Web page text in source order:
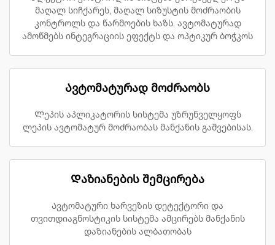
მაღალ სიჩქარეს, მაღალ სიზუსტის მოძრაობის
კონტროლს და წარმოების ხაზს. ავტომატურად
ამოწმებს ინტეგრაციის ეფექტს და ოპტიკურ ბოჭკოს
Ავტომატურად მოძრაობს
Ლეპის აპლიკატორის სისტემა უზრუნველყოფს
ლეპის ავტომატურ მოძრაობას მანქანის გაშვებისას.
Დაზიანების შემცირება
Ავტომატური ხარვეზის დეტექტორი და
თვითდიაგნოსტიკის სისტემა ამცირებს მანქანის
დაზიანების ალბათობას